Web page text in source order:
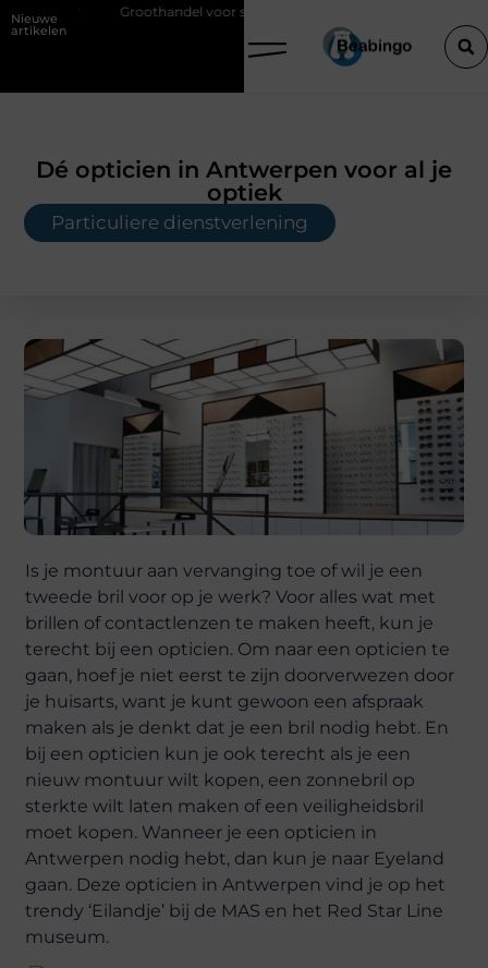
Nieuwe
artikelen
Groothandel voor schoonheidsproducten als basis voor sterke
Dé opticien in Antwerpen voor al je
optiek
Particuliere dienstverlening
Is je montuur aan vervanging toe of wil je een
tweede bril voor op je werk? Voor alles wat met
brillen of contactlenzen te maken heeft, kun je
terecht bij een opticien. Om naar een opticien te
gaan, hoef je niet eerst te zijn doorverwezen door
je huisarts, want je kunt gewoon een afspraak
maken als je denkt dat je een bril nodig hebt. En
bij een opticien kun je ook terecht als je een
nieuw montuur wilt kopen, een zonnebril op
sterkte wilt laten maken of een veiligheidsbril
moet kopen. Wanneer je een opticien in
Antwerpen nodig hebt, dan kun je naar Eyeland
gaan. Deze opticien in Antwerpen vind je op het
trendy ‘Eilandje’ bij de MAS en het Red Star Line
museum.